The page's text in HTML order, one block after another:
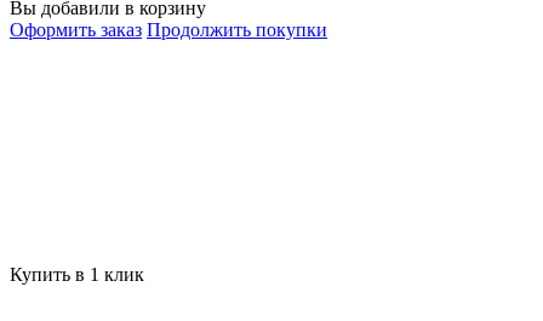
Вы добавили в корзину
Оформить заказ Продолжить покупки
Купить в 1 клик